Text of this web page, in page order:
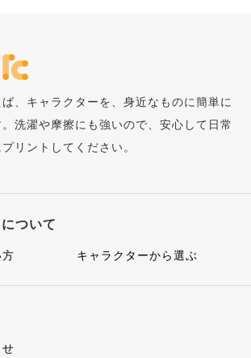
、キャラクターを、身近なものに簡単に
洗濯や摩擦にも強いので、安心して日常
リントしてください。
ついて
キャラクターから選ぶ